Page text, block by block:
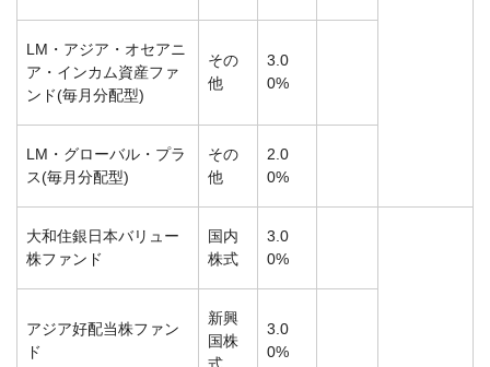
LM・アジア・オセアニ
ア・インカム資産ファ
ンド(毎月分配型)
その
他
3.0
0%
LM・グローバル・プラ
ス(毎月分配型)
その
他
2.0
0%
大和住銀日本バリュー
株ファンド
国内
株式
3.0
0%
アジア好配当株ファン
ド
新興
国株
3.0
0%